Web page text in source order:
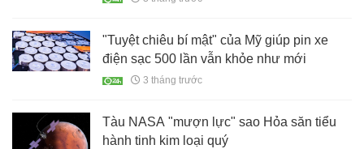
"Tuyệt chiêu bí mật" của Mỹ giúp pin xe
điện sạc 500 lần vẫn khỏe như mới
3 tháng trước
Tàu NASA "mượn lực" sao Hỏa săn tiểu
hành tinh kim loại quý